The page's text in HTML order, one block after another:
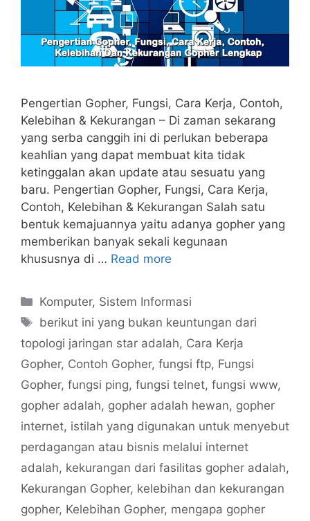
Pengertian Gopher, Fungsi, Cara Kerja, Contoh,
Kelebihan & Kekurangan – Di zaman sekarang
yang serba canggih ini di perlukan beberapa
keahlian yang dapat membuat kita tidak
ketinggalan akan update atau sesuatu yang
baru. Pengertian Gopher, Fungsi, Cara Kerja,
Contoh, Kelebihan & Kekurangan Salah satu
bentuk kemajuannya yaitu adanya gopher yang
memberikan banyak sekali kegunaan
khususnya di … Read more
Categories
Komputer, Sistem Informasi
Tags
berikut ini yang bukan keuntungan dari
topologi jaringan star adalah, Cara Kerja
Gopher, Contoh Gopher, fungsi ftp, Fungsi
Gopher, fungsi ping, fungsi telnet, fungsi www,
gopher adalah, gopher adalah hewan, gopher
internet, istilah yang digunakan untuk menyebut
perdagangan atau bisnis melalui internet
adalah, kekurangan dari fasilitas gopher adalah,
Kekurangan Gopher, kelebihan dan kekurangan
gopher, Kelebihan Gopher, mengapa gopher